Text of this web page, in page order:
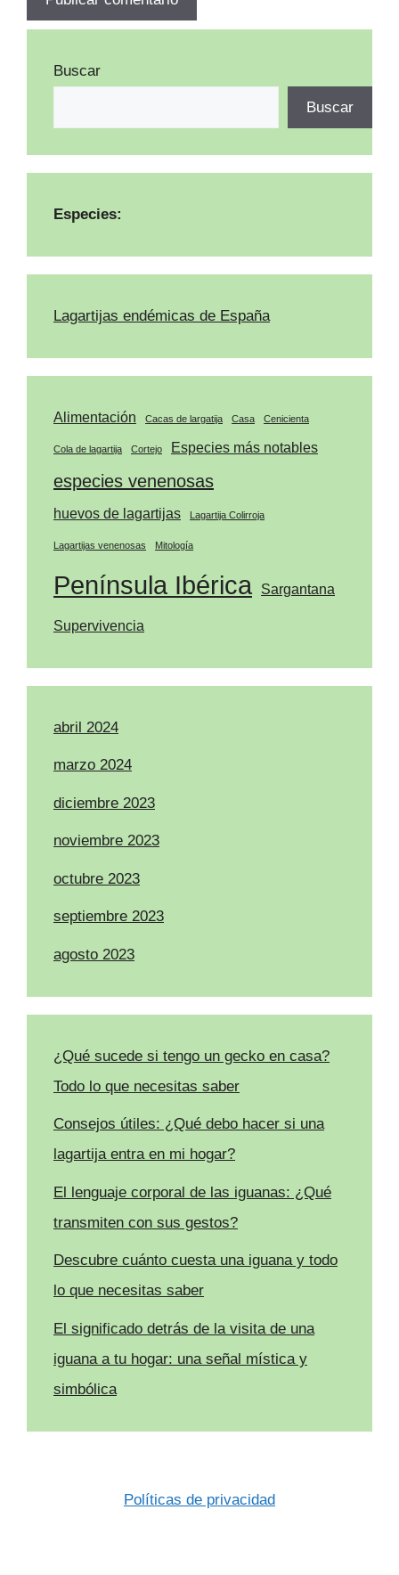
Buscar
Buscar
Especies:
Lagartijas endémicas de España
Alimentación Cacas de largatija Casa Cenicienta
Cola de lagartija Cortejo Especies más notables
especies venenosas
huevos de lagartijas Lagartija Colirroja
Lagartijas venenosas Mitología
Península Ibérica Sargantana
Supervivencia
abril 2024
marzo 2024
diciembre 2023
noviembre 2023
octubre 2023
septiembre 2023
agosto 2023
¿Qué sucede si tengo un gecko en casa?
Todo lo que necesitas saber
Consejos útiles: ¿Qué debo hacer si una
lagartija entra en mi hogar?
El lenguaje corporal de las iguanas: ¿Qué
transmiten con sus gestos?
Descubre cuánto cuesta una iguana y todo
lo que necesitas saber
El significado detrás de la visita de una
iguana a tu hogar: una señal mística y
simbólica
Políticas de privacidad